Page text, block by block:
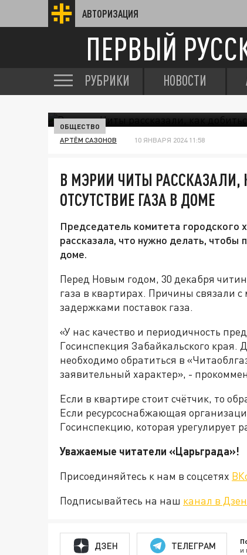
АВТОРИЗАЦИЯ
ПЕРВЫЙ
РУБРИКИ НОВОСТИ
ОБЩЕСТВО
АРТЁМ САЗОНОВ 10 ЯНВАРЯ 2024 11:58
В МЭРИИ ЧИТЫ РАССКАЗАЛИ,
ОТСУТСТВИЕ ГАЗА В ДОМЕ
Председатель комитета городского
рассказала, что нужно делать, чтобы
доме.
Перед Новым годом, 30 декабря
газа в квартирах. Причины связали
задержками поставок газа.
«У нас качество и периодичность
Госинспекция Забайкальского края.
необходимо обратиться в
заявительный характер», -
Если в квартире стоит счётчик, то
Если ресурсоснабжающая
Госинспекцию, которая урегулирует
Уважаемые читатели
Присоединяйтесь к нам в соцсетях
Подписывайтесь на наш канал в
ДЗЕН ТЕЛЕГРАМ и